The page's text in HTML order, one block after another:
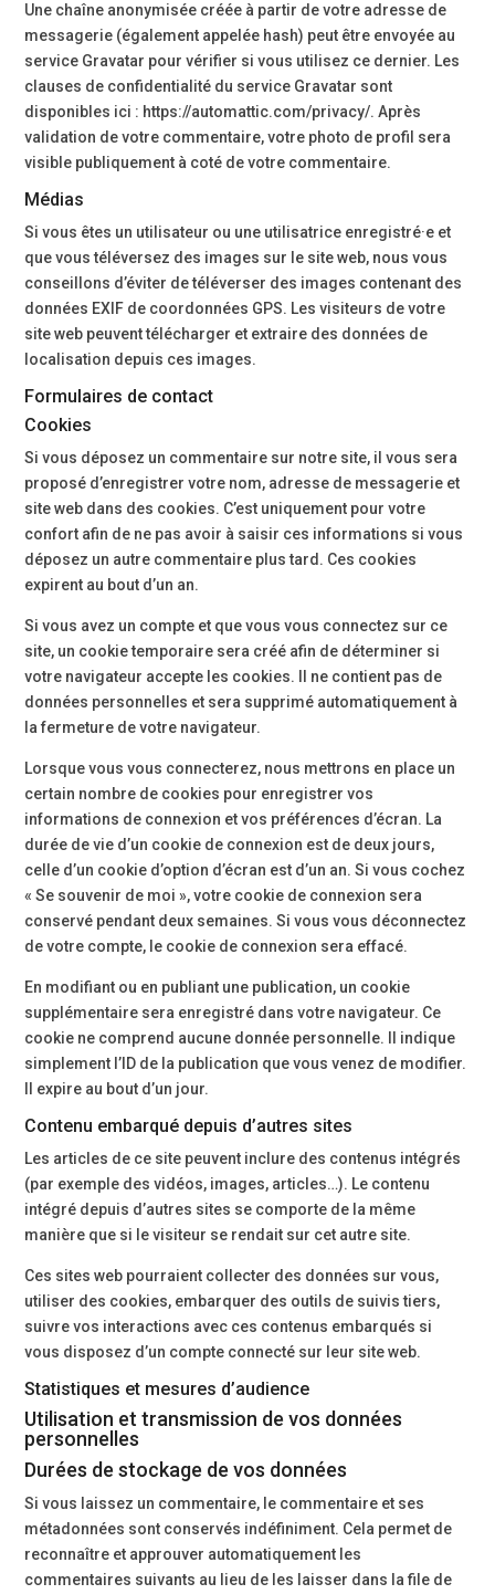
Une chaîne anonymisée créée à partir de votre adresse de
messagerie (également appelée hash) peut être envoyée au
service Gravatar pour vérifier si vous utilisez ce dernier. Les
clauses de confidentialité du service Gravatar sont
disponibles ici : https://automattic.com/privacy/. Après
validation de votre commentaire, votre photo de profil sera
visible publiquement à coté de votre commentaire.
Médias
Si vous êtes un utilisateur ou une utilisatrice enregistré·e et
que vous téléversez des images sur le site web, nous vous
conseillons d’éviter de téléverser des images contenant des
données EXIF de coordonnées GPS. Les visiteurs de votre
site web peuvent télécharger et extraire des données de
localisation depuis ces images.
Formulaires de contact
Cookies
Si vous déposez un commentaire sur notre site, il vous sera
proposé d’enregistrer votre nom, adresse de messagerie et
site web dans des cookies. C’est uniquement pour votre
confort afin de ne pas avoir à saisir ces informations si vous
déposez un autre commentaire plus tard. Ces cookies
expirent au bout d’un an.
Si vous avez un compte et que vous vous connectez sur ce
site, un cookie temporaire sera créé afin de déterminer si
votre navigateur accepte les cookies. Il ne contient pas de
données personnelles et sera supprimé automatiquement à
la fermeture de votre navigateur.
Lorsque vous vous connecterez, nous mettrons en place un
certain nombre de cookies pour enregistrer vos
informations de connexion et vos préférences d’écran. La
durée de vie d’un cookie de connexion est de deux jours,
celle d’un cookie d’option d’écran est d’un an. Si vous cochez
« Se souvenir de moi », votre cookie de connexion sera
conservé pendant deux semaines. Si vous vous déconnectez
de votre compte, le cookie de connexion sera effacé.
En modifiant ou en publiant une publication, un cookie
supplémentaire sera enregistré dans votre navigateur. Ce
cookie ne comprend aucune donnée personnelle. Il indique
simplement l’ID de la publication que vous venez de modifier.
Il expire au bout d’un jour.
Contenu embarqué depuis d’autres sites
Les articles de ce site peuvent inclure des contenus intégrés
(par exemple des vidéos, images, articles…). Le contenu
intégré depuis d’autres sites se comporte de la même
manière que si le visiteur se rendait sur cet autre site.
Ces sites web pourraient collecter des données sur vous,
utiliser des cookies, embarquer des outils de suivis tiers,
suivre vos interactions avec ces contenus embarqués si
vous disposez d’un compte connecté sur leur site web.
Statistiques et mesures d’audience
Utilisation et transmission de vos données
personnelles
Durées de stockage de vos données
Si vous laissez un commentaire, le commentaire et ses
métadonnées sont conservés indéfiniment. Cela permet de
reconnaître et approuver automatiquement les
commentaires suivants au lieu de les laisser dans la file de